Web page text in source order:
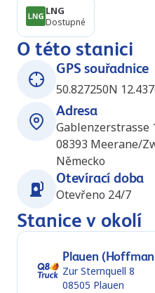
LNG
Dostupné
O této stanici
GPS souřadnice
50.827250N
Adresa
Gablenzerstrasse
08393 Meerane/
Německo
Otevírací doba
Otevřeno 24/7
Stanice v okolí
Plauen
Zur Sternquell 8
08505 Plauen